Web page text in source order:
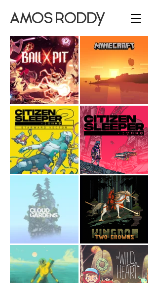
AMOS RODDY